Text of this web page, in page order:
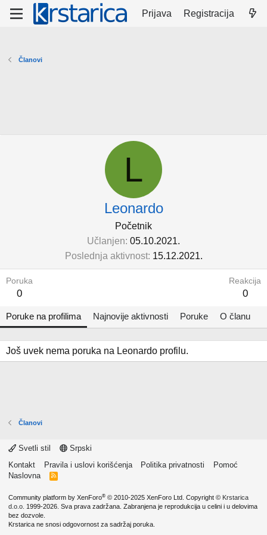
Prijava Registracija
Članovi
L
Leonardo
Početnik
Učlanjen 05.10.2021.
Poslednja aktivnost 15.12.2021.
Poruka
0
Reakcija
0
Poruke na profilima Najnovije aktivnosti Poruke O članu
Još uvek nema poruka na Leonardo profilu.
Članovi
Svetli stil
Srpski
Kontakt
Pravila i uslovi korišćenja Politika privatnosti
Pomoć
Naslovna
R
Community platform by XenForo® © 2010-2025 XenForo Ltd. Copyright © Krstarica
d.o.o. 1999-2026. Sva prava zadržana. Zabranjena je reprodukcija u celini i u delovima
bez dozvole.
Krstarica ne snosi odgovornost za sadržaj poruka.